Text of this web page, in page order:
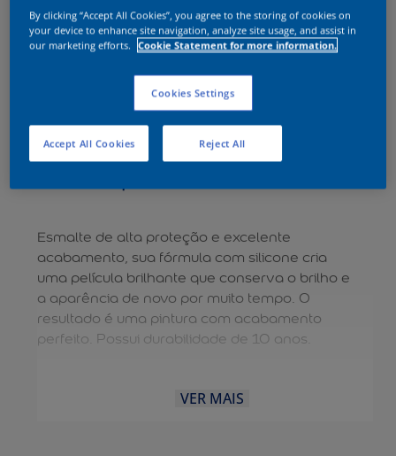
Esmalte de alta proteção e excelente
acabamento, sua fórmula com silicone cria
uma película brilhante que conserva o brilho e
a aparência de novo por muito tempo. O
resultado é uma pintura com acabamento
perfeito. Possui durabilidade de 10 anos.
VER MAIS
By clicking “Accept All Cookies”, you agree to the storing of cookies on
your device to enhance site navigation, analyze site usage, and assist in
our marketing efforts.
Cookie Statement for more information.
Cookies Settings
Reject All
Accept All Cookies